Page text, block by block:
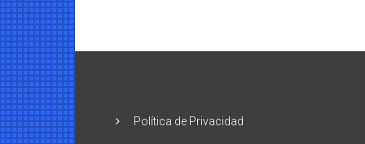
Política de Privacidad